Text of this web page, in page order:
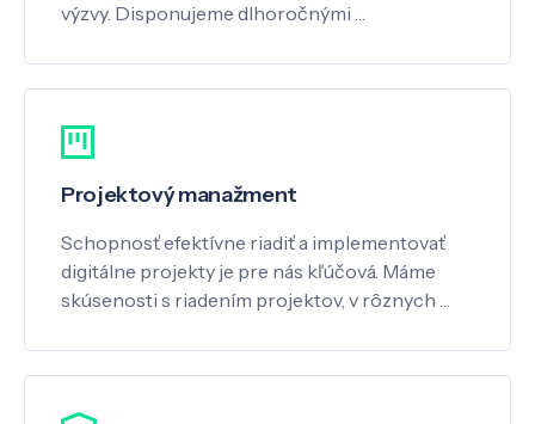
výzvy. Disponujeme dlhoročnými …
Projektový manažment
Schopnosť efektívne riadiť a implementovať
digitálne projekty je pre nás kľúčová. Máme
skúsenosti s riadením projektov, v rôznych …